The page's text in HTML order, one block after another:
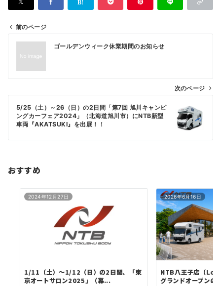
投
ナ
ビ
ゲ
ー
シ
ョ
前のページ
ゴールデンウィーク休業期間のお知らせ
次のページ
5/25（土）～26（日）の2日間「第7回 旭川キャンピ
ングカーフェア2024」（北海道旭川市）にNTB新型
車両『AKATSUKI』を出展！！
おすすめ
2024年12月27日
1/11（土）～1/12（日）の2日間、「東
京オートサロン2025」（幕...
2026年6月16日
NTB八王子店（
グランドオープンの